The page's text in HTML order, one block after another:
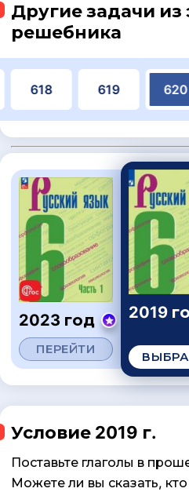
Другие задачи из
решебника
618 619 620
2023 год
ПЕРЕЙТИ
2019
Условие 2019 г.
Поставьте глаголы в
Можете ли вы сказать,